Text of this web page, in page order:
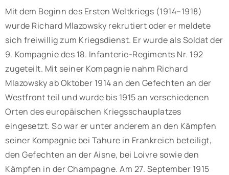
Mit dem Beginn des Ersten Weltkriegs (1914–1918)
wurde Richard Mlazowsky rekrutiert oder er meldete
sich freiwillig zum Kriegsdienst. Er wurde als Soldat der
9. Kompagnie des 18. Infanterie-Regiments Nr. 192
zugeteilt. Mit seiner Kompagnie nahm Richard
Mlazowsky ab Oktober 1914 an den Gefechten an der
Westfront teil und wurde bis 1915 an verschiedenen
Orten des europäischen Kriegsschauplatzes
eingesetzt. So war er unter anderem an den Kämpfen
seiner Kompagnie bei Tahure in Frankreich beteiligt,
den Gefechten an der Aisne, bei Loivre sowie den
Kämpfen in der Champagne. Am 27. September 1915